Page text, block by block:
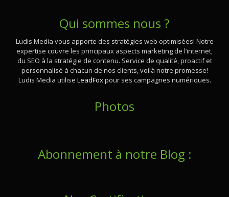
Qui sommes nous ?
Ludis Media vous apporte des stratégies web optimisées! Notre
expertise couvre les principaux aspects marketing de l’internet,
du SEO à la stratégie de contenu. Service de qualité, proactif et
personnalisé à chacun de nos clients, voilà notre promesse!
Ludis Media utilise LeadFoxpour ses campagnes numériques.
Photos
Abonnement à notre Blog :